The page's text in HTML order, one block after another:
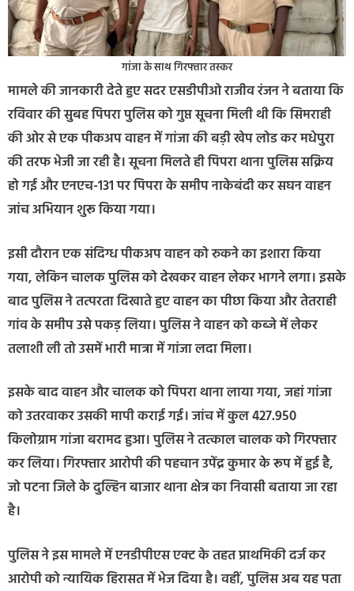
गांजा के साथ गिरफ्तार तस्कर
मामले की जानकारी देते हुए सदर एसडीपीओ राजीव रंजन ने बताया कि
रविवार की सुबह पिपरा पुलिस को गुप्त सूचना मिली थी कि सिमराही
की ओर से एक पीकअप वाहन में गांजा की बड़ी खेप लोड कर मधेपुरा
की तरफ भेजी जा रही है। सूचना मिलते ही पिपरा थाना पुलिस सक्रिय
हो गई और एनएच-131 पर पिपरा के समीप नाकेबंदी कर सघन वाहन
जांच अभियान शुरू किया गया।
इसी दौरान एक संदिग्ध पीकअप वाहन को रुकने का इशारा किया
गया, लेकिन चालक पुलिस को देखकर वाहन लेकर भागने लगा। इसके
बाद पुलिस ने तत्परता दिखाते हुए वाहन का पीछा किया और तेतराही
गांव के समीप उसे पकड़ लिया। पुलिस ने वाहन को कब्जे में लेकर
तलाशी ली तो उसमें भारी मात्रा में गांजा लदा मिला।
इसके बाद वाहन और चालक को पिपरा थाना लाया गया, जहां गांजा
को उतरवाकर उसकी मापी कराई गई। जांच में कुल 427.950
किलोग्राम गांजा बरामद हुआ। पुलिस ने तत्काल चालक को गिरफ्तार
कर लिया। गिरफ्तार आरोपी की पहचान उपेंद्र कुमार के रूप में हुई है,
जो पटना जिले के दुल्हिन बाजार थाना क्षेत्र का निवासी बताया जा रहा
है।
पुलिस ने इस मामले में एनडीपीएस एक्ट के तहत प्राथमिकी दर्ज कर
आरोपी को न्यायिक हिरासत में भेज दिया है। वहीं, पुलिस अब यह पता